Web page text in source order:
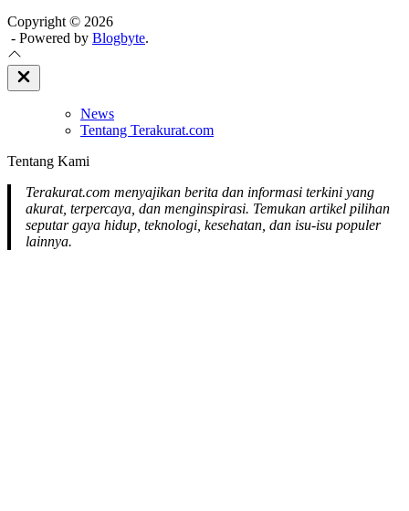
Copyright © 2026
- Powered by Blogbyte.
Close
Off
News
Tentang Terakurat.com
Tentang Kami
Terakurat.com menyajikan berita dan informasi terkini yang
akurat, terpercaya, dan menginspirasi. Temukan artikel pilihan
seputar gaya hidup, teknologi, kesehatan, dan isu-isu populer
lainnya.